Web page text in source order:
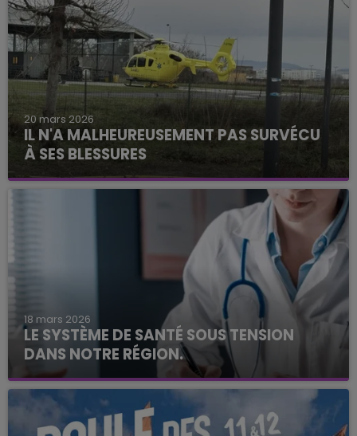
20 mars 2026
IL N'A MALHEUREUSEMENT PAS SURVÉCU
À SES BLESSURES
18 mars 2026
LE SYSTÈME DE SANTÉ SOUS TENSION
DANS NOTRE RÉGION.